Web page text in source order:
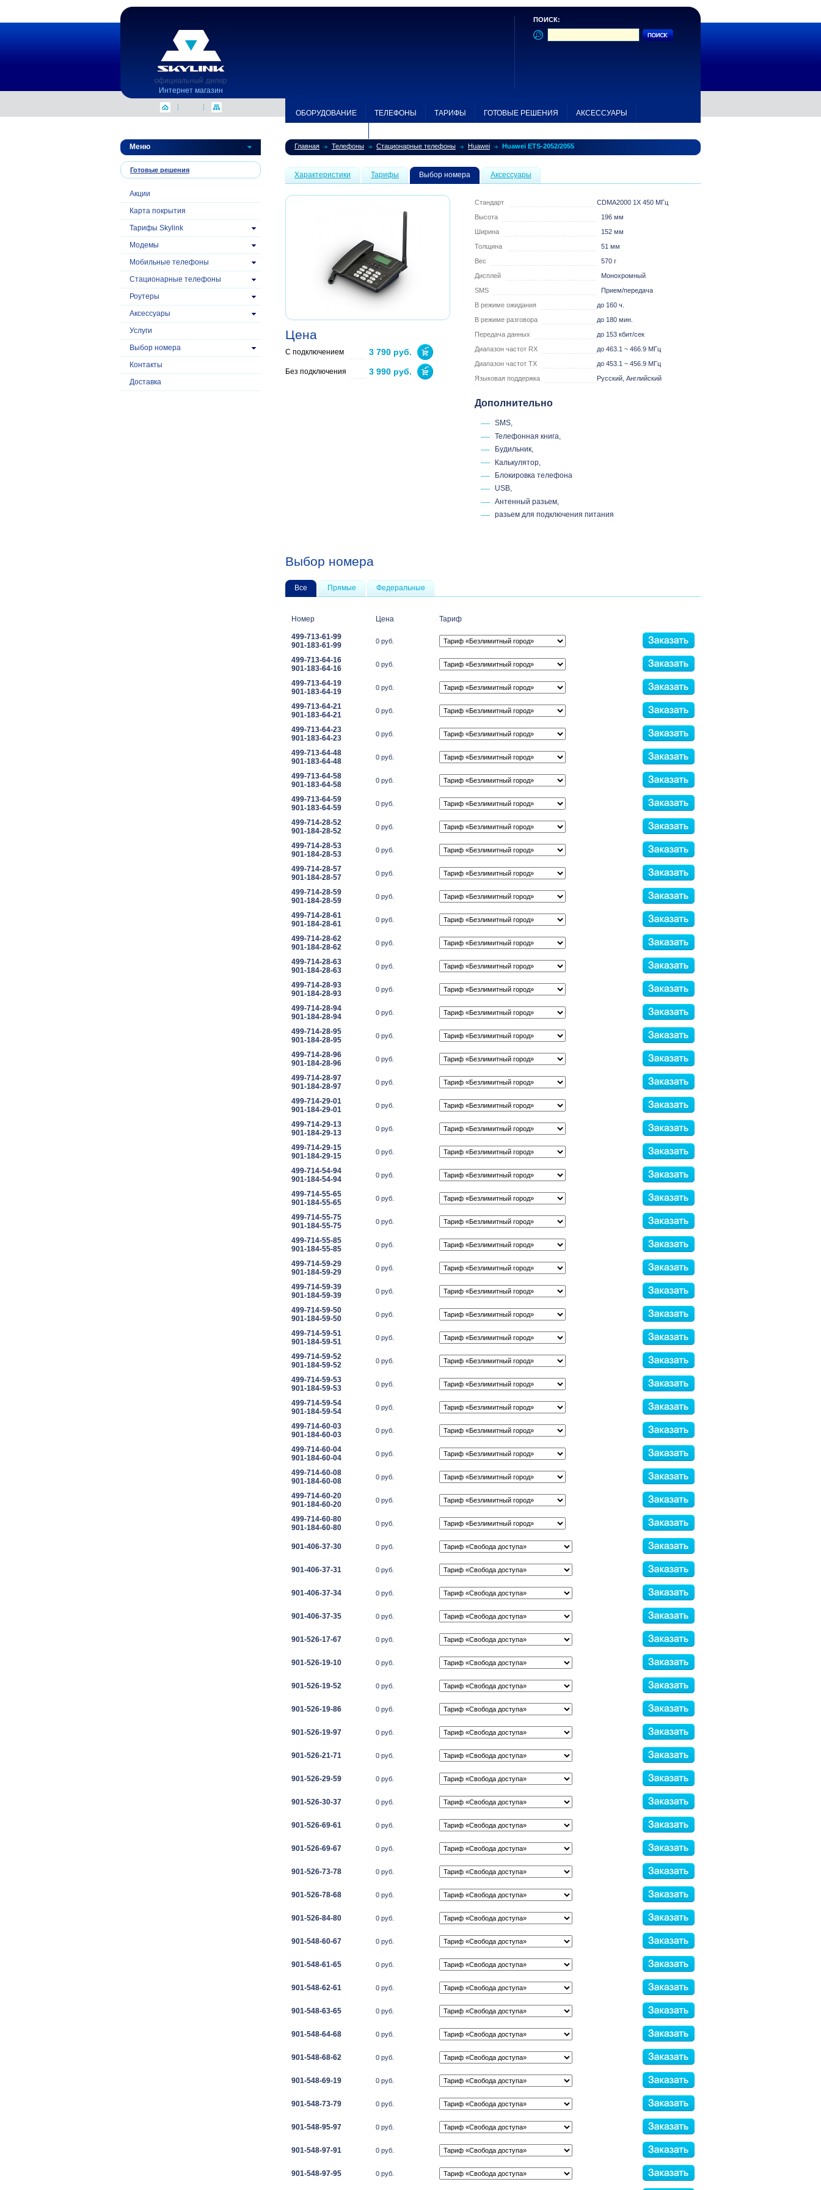
Интернет магазин
ПОИСК:
ОБОРУДОВАНИЕ ТЕЛЕФОНЫ ТАРИФЫ ГОТОВЫЕ РЕШЕНИЯ
АКСЕССУАРЫ
Меню
Готовые решения
Акции
Карта покрытия
Тарифы Skylink
Модемы
Mобильные телефоны
Стационарные телефоны
Роутеры
Аксессуары
Услуги
Выбор номера
Контакты
Доставка
Главная Телефоны Стационарные телефоны Huawei Huawei ETS-2052/2055
Характеристики Тарифы Выбор номера Аксессуары
Цена
С подключением 3 790 руб.
Без подключения 3 990 руб.
Стандарт
CDMA2000 1X 450 МГц
Высота
196 мм
Ширина
152 мм
Толщина
51 мм
Вес
570 г
Дисплей
Монохромный
SMS
Прием/передача
В режиме ожидания
до 160 ч.
В режиме разговора
до 180 мин.
Передача данных
до 153 кбит/сек
Диапазон частот RX
до 463.1 ~ 466.9 МГц
Диапазон частот TX
до 453.1 ~ 456.9 МГц
Языковая поддержка
Русский, Английский
Дополнительно
SMS,
Телефонная книга,
Будильник,
Калькулятор,
Блокировка телефона
USB,
Антенный разьем,
разьем для подключения питания
Выбор номера
Все Прямые Федеральные
Номер Цена Тариф
499-713-61-99
901-183-61-99
0 руб.
499-713-64-16
901-183-64-16
0 руб.
499-713-64-19
901-183-64-19
0 руб.
499-713-64-21
901-183-64-21
0 руб.
499-713-64-23
901-183-64-23
0 руб.
499-713-64-48
901-183-64-48
0 руб.
499-713-64-58
901-183-64-58
0 руб.
499-713-64-59
901-183-64-59
0 руб.
499-714-28-52
901-184-28-52
0 руб.
499-714-28-53
901-184-28-53
0 руб.
499-714-28-57
901-184-28-57
0 руб.
499-714-28-59
901-184-28-59
0 руб.
499-714-28-61
901-184-28-61
0 руб.
499-714-28-62
901-184-28-62
0 руб.
499-714-28-63
901-184-28-63
0 руб.
499-714-28-93
901-184-28-93
0 руб.
499-714-28-94
901-184-28-94
0 руб.
499-714-28-95
901-184-28-95
0 руб.
499-714-28-96
901-184-28-96
0 руб.
499-714-28-97
901-184-28-97
0 руб.
499-714-29-01
901-184-29-01
0 руб.
499-714-29-13
901-184-29-13
0 руб.
499-714-29-15
901-184-29-15
0 руб.
499-714-54-94
901-184-54-94
0 руб.
499-714-55-65
901-184-55-65
0 руб.
499-714-55-75
901-184-55-75
0 руб.
499-714-55-85
901-184-55-85
0 руб.
499-714-59-29
901-184-59-29
0 руб.
499-714-59-39
901-184-59-39
0 руб.
499-714-59-50
901-184-59-50
0 руб.
499-714-59-51
901-184-59-51
0 руб.
499-714-59-52
901-184-59-52
0 руб.
499-714-59-53
901-184-59-53
0 руб.
499-714-59-54
901-184-59-54
0 руб.
499-714-60-03
901-184-60-03
0 руб.
499-714-60-04
901-184-60-04
0 руб.
499-714-60-08
901-184-60-08
0 руб.
499-714-60-20
901-184-60-20
0 руб.
499-714-60-80
901-184-60-80
0 руб.
901-406-37-30 0 руб.
901-406-37-31 0 руб.
901-406-37-34 0 руб.
901-406-37-35 0 руб.
901-526-17-67 0 руб.
901-526-19-10 0 руб.
901-526-19-52 0 руб.
901-526-19-86 0 руб.
901-526-19-97 0 руб.
901-526-21-71 0 руб.
901-526-29-59 0 руб.
901-526-30-37 0 руб.
901-526-69-61 0 руб.
901-526-69-67 0 руб.
901-526-73-78 0 руб.
901-526-78-68 0 руб.
901-526-84-80 0 руб.
901-548-60-67 0 руб.
901-548-61-65 0 руб.
901-548-62-61 0 руб.
901-548-63-65 0 руб.
901-548-64-68 0 руб.
901-548-68-62 0 руб.
901-548-69-19 0 руб.
901-548-73-79 0 руб.
901-548-95-97 0 руб.
901-548-97-91 0 руб.
901-548-97-95 0 руб.